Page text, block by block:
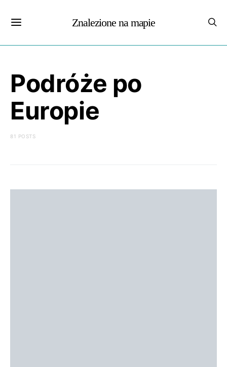
Znalezione na mapie
Podróże po
Europie
81 POSTS